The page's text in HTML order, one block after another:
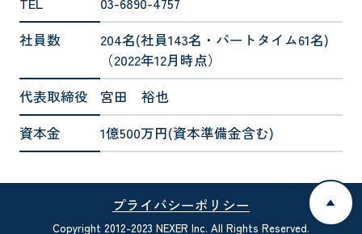
社員数
204名(社員143名・パートタイム61名)
（2022年12月時点）
代表取締役
宮田 裕也
資本金
1億500万円(資本準備金含む)
▲
プライバシーポリシー
Copyright 2012-2023 NEXER Inc. All Rights Reserved.